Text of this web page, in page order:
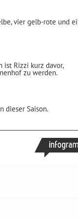
vier gelb-rote und
ist Rizzi kurz davor,
zu werden.
dieser Saison.